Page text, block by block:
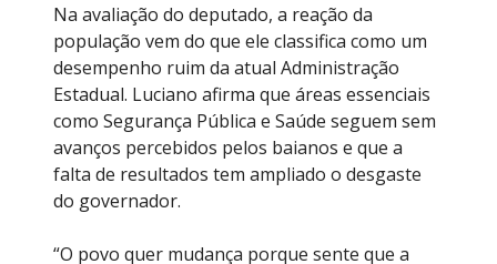
Na avaliação do deputado, a reação da
população vem do que ele classifica como um
desempenho ruim da atual Administração
Estadual. Luciano afirma que áreas essenciais
como Segurança Pública e Saúde seguem sem
avanços percebidos pelos baianos e que a
falta de resultados tem ampliado o desgaste
do governador.
“O povo quer mudança porque sente que a